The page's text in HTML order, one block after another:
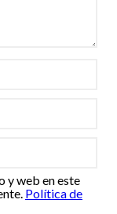
y web en este
Política de